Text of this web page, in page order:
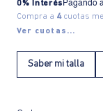
0% Interés Pagando
Compra a 4cuotas
Ver cuotas...
Saber mi talla